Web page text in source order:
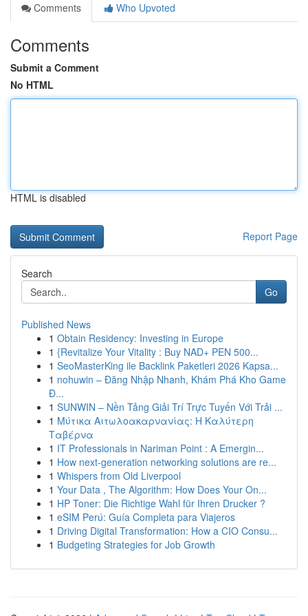
Comments
Who Upvoted
Comments
Submit a Comment
No HTML
HTML is disabled
Report Page
Search
Go
Published News
1 Obtain Residency: Investing in Europe
1 {Revitalize Your Vitality : Buy NAD+ PEN 500...
1 SeoMasterKing ile Backlink Paketleri 2026 Kapsa...
1 nohuwin – Đăng Nhập Nhanh, Khám Phá Kho Game
Đ...
1 SUNWIN – Nền Tảng Giải Trí Trực Tuyến Với Trải ...
1 Μύτικα Αιτωλοακαρνανίας: Η Καλύτερη
Ταβέρνα
1 IT Professionals in Nariman Point : A Emergin...
1 How next-generation networking solutions are re...
1 Whispers from Old Liverpool
1 Your Data , The Algorithm: How Does Your On...
1 HP Toner: Die Richtige Wahl für Ihren Drucker ?
1 eSIM Perú: Guía Completa para Viajeros
1 Driving Digital Transformation: How a CIO Consu...
1 Budgeting Strategies for Job Growth